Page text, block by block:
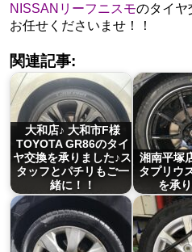
NISSANリーフニスモのタイヤ
お任せくださいませ！！
関連記事:
大和店♪ 大和市F様
TOYOTA GR86のタイ
ヤ交換を承りました♪ス
タッフとパチリもご一
緒に！！
湘南平塚
タプリウ
を承